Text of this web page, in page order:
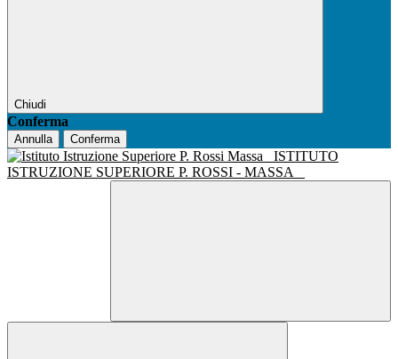
Chiudi
Conferma
Annulla Conferma
ISTITUTO
ISTRUZIONE SUPERIORE P. ROSSI - MASSA